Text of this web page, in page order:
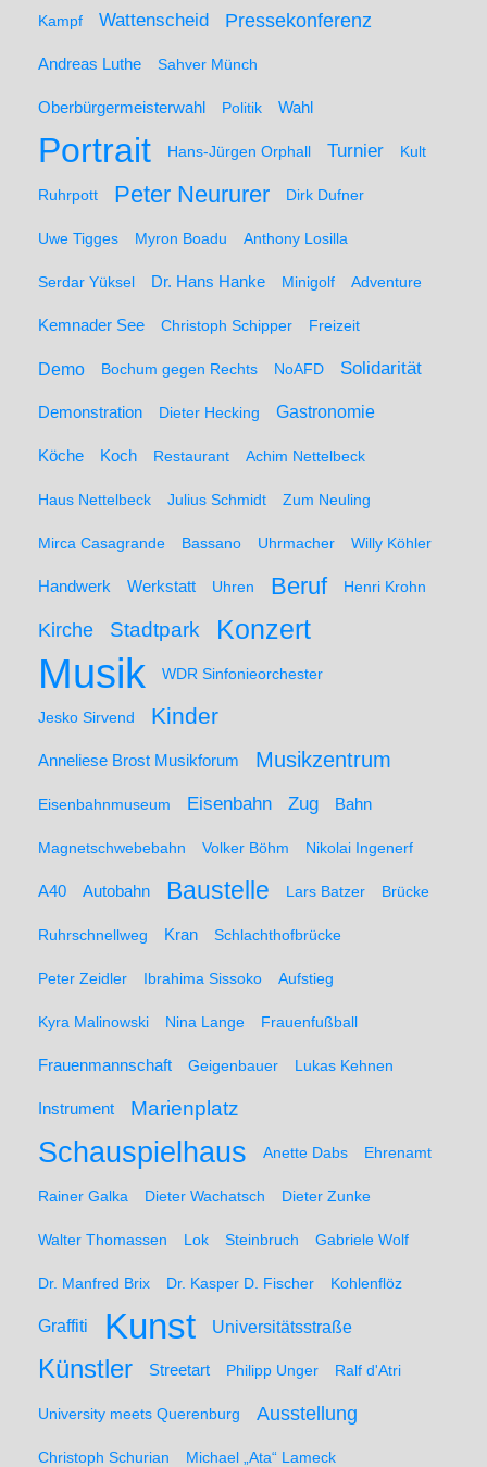
Kampf Wattenscheid Pressekonferenz
Andreas Luthe Sahver Münch
Oberbürgermeisterwahl Politik Wahl
Portrait Hans-Jürgen Orphall Turnier Kult
Ruhrpott Peter Neururer Dirk Dufner
Uwe Tigges Myron Boadu Anthony Losilla
Serdar Yüksel Dr. Hans Hanke Minigolf Adventure
Kemnader See Christoph Schipper Freizeit
Demo Bochum gegen Rechts NoAFD Solidarität
Demonstration Dieter Hecking Gastronomie
Köche Koch Restaurant Achim Nettelbeck
Haus Nettelbeck Julius Schmidt Zum Neuling
Mirca Casagrande Bassano Uhrmacher Willy Köhler
Handwerk Werkstatt Uhren Beruf Henri Krohn
Kirche Stadtpark Konzert
Musik WDR Sinfonieorchester
Jesko Sirvend Kinder
Anneliese Brost Musikforum Musikzentrum
Eisenbahnmuseum Eisenbahn Zug Bahn
Magnetschwebebahn Volker Böhm Nikolai Ingenerf
A40 Autobahn Baustelle Lars Batzer Brücke
Ruhrschnellweg Kran Schlachthofbrücke
Peter Zeidler Ibrahima Sissoko Aufstieg
Kyra Malinowski Nina Lange Frauenfußball
Frauenmannschaft Geigenbauer Lukas Kehnen
Instrument Marienplatz
Schauspielhaus Anette Dabs Ehrenamt
Rainer Galka Dieter Wachatsch Dieter Zunke
Walter Thomassen Lok Steinbruch Gabriele Wolf
Dr. Manfred Brix Dr. Kasper D. Fischer Kohlenflöz
Graffiti Kunst Universitätsstraße
Künstler Streetart Philipp Unger Ralf d'Atri
University meets Querenburg Ausstellung
Christoph Schurian Michael „Ata“ Lameck